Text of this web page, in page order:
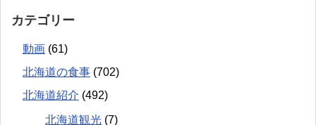
カテゴリー
動画 (61)
北海道の食事 (702)
北海道紹介 (492)
北海道観光 (7)